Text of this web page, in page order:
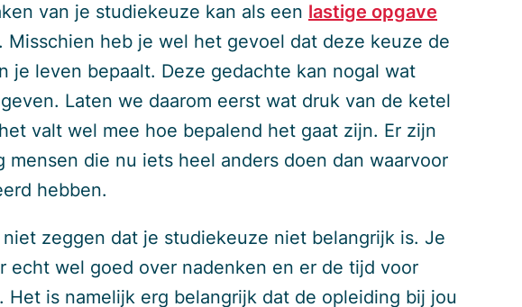
van je studiekeuze kan als een lastige opgave
Misschien heb je wel het gevoel dat deze keuze de
je leven bepaalt. Deze gedachte kan nogal wat
Laten we daarom eerst wat druk van de ketel
valt wel mee hoe bepalend het gaat zijn. Er zijn
mensen die nu iets heel anders doen dan waarvoor
hebben.
zeggen dat je studiekeuze niet belangrijk is. Je
echt wel goed over nadenken en er de tijd voor
Het is namelijk erg belangrijk dat de opleiding bij jou